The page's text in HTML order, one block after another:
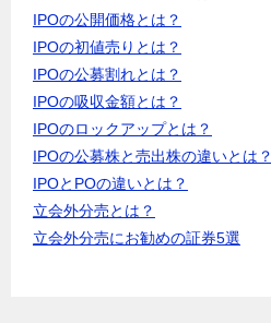
IPOの公開価格とは？
IPOの初値売りとは？
IPOの公募割れとは？
IPOの吸収金額とは？
IPOのロックアップとは？
IPOの公募株と売出株の違いとは？
IPOとPOの違いとは？
立会外分売とは？
立会外分売にお勧めの証券5選